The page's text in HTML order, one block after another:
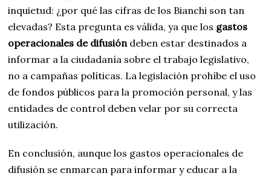
inquietud: ¿por qué las cifras de los Bianchi son tan
elevadas? Esta pregunta es válida, ya que los gastos
operacionales de difusióndeben estar destinados a
informar a la ciudadanía sobre el trabajo legislativo,
no a campañas políticas. La legislación prohíbe el uso
de fondos públicos para la promoción personal, y las
entidades de control deben velar por su correcta
utilización.
En conclusión, aunque los gastos operacionales de
difusión se enmarcan para informar y educar a la